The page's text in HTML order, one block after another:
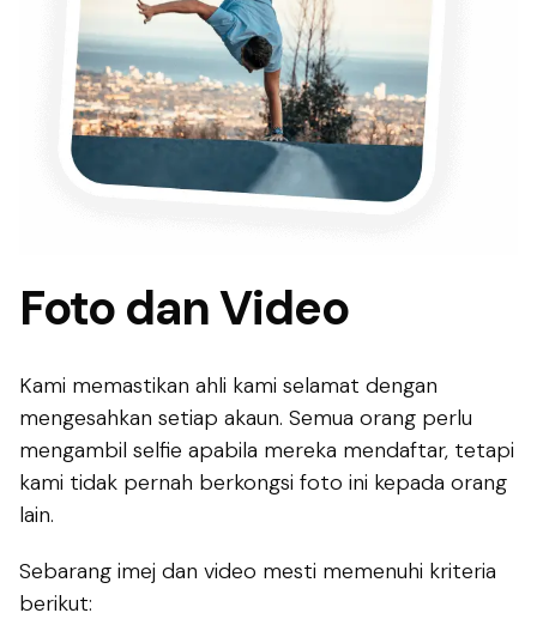
Foto dan Video
Kami memastikan ahli kami selamat dengan
mengesahkan setiap akaun. Semua orang perlu
mengambil selfie apabila mereka mendaftar, tetapi
kami tidak pernah berkongsi foto ini kepada orang
lain.
Sebarang imej dan video mesti memenuhi kriteria
berikut: